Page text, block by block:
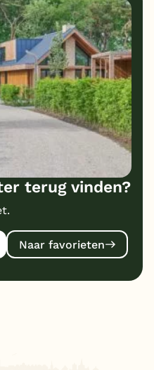
terug vinden?
Naar favorieten